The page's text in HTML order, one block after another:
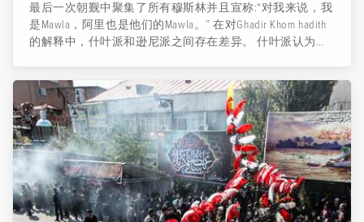
最后一次朝觐中聚集了所有穆斯林并且宣称:“对我来说，我
是Mawla，阿里也是他们的Mawla。” 在对Ghadir Khom hadith
的解释中，什叶派和逊尼派之间存在差异。 什叶派认为先
作为他的堂弟和女婿，是他死后家庭的负责人。 因此，伊
玛目阿里任命周年纪念日是众所周知的穆斯林信仰中的Eid
Ghadir Khum，这一天不仅是一个历史性的日子，而且还是
伊朗官方假期之一。 ...